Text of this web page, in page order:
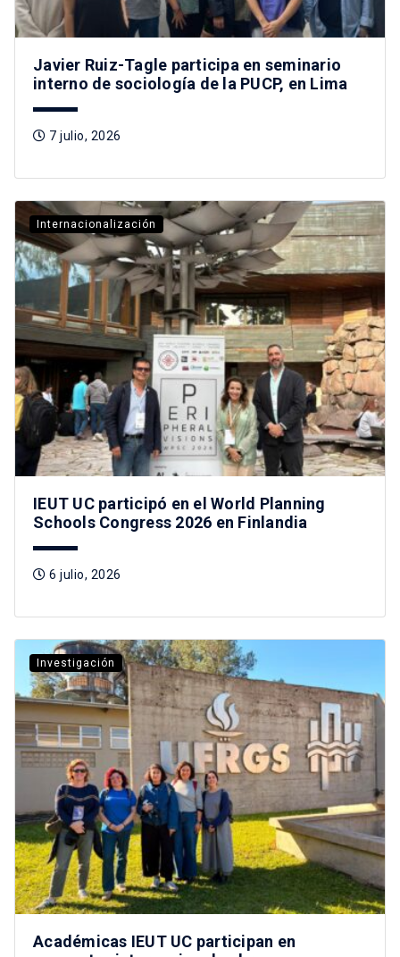
Javier Ruiz-Tagle participa en seminario
interno de sociología de la PUCP, en Lima
7 julio, 2026
Internacionalización
IEUT UC participó en el World Planning
Schools Congress 2026 en Finlandia
6 julio, 2026
Investigación
Académicas IEUT UC participan en